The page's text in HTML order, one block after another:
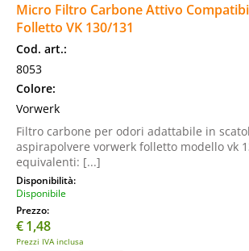
Micro Filtro Carbone Attivo
Folletto VK 130/131
Cod. art.:
8053
Colore:
Vorwerk
Filtro carbone per odori adattabile in
aspirapolvere vorwerk folletto modello vk
equivalenti: [...]
Disponibilità:
Disponibile
Prezzo:
€1,48
Prezzi IVA inclusa